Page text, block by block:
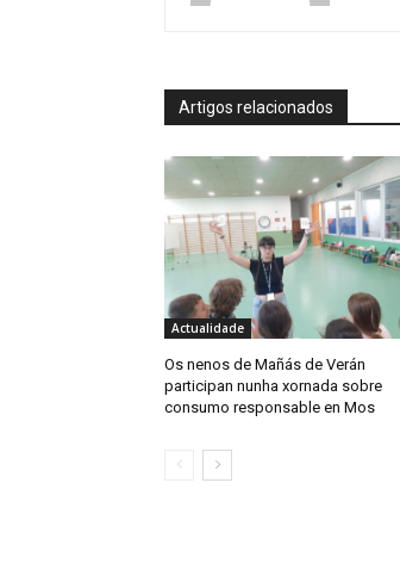
Artigos relacionados
Actualidade
Os nenos de Mañás de Verán
participan nunha xornada sobre
consumo responsable en Mos